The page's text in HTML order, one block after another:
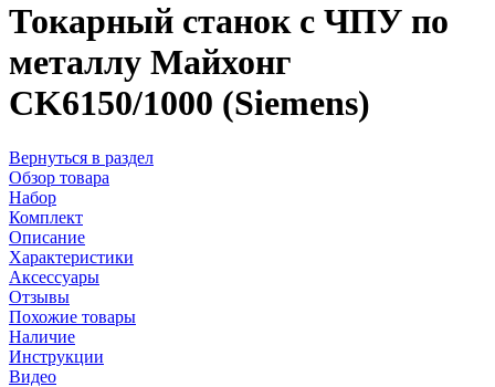
Токарный станок с ЧПУ по
металлу Майхонг
CK6150/1000 (Siemens)
Вернуться в раздел
Обзор товара
Набор
Комплект
Описание
Характеристики
Аксессуары
Отзывы
Похожие товары
Наличие
Инструкции
Видео